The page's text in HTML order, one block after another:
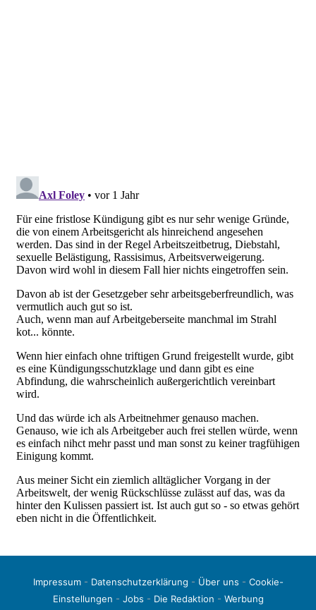
Impressum- Datenschutzerklärung - Über uns - Cookie-
Einstellungen - Jobs - Die Redaktion - Werbung